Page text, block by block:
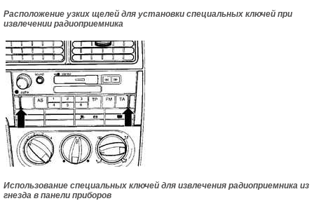
Расположение узких щелей для установки специальных ключей при
извлечении радиоприемника
Использование специальных ключей для извлечения радиоприемника из
гнезда в панели приборов